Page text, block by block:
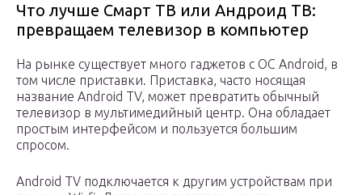
Что лучше Смарт ТВ или Андроид ТВ:
превращаем телевизор в компьютер
На рынке существует много гаджетов с ОС Android, в
том числе приставки. Приставка, часто носящая
название Android TV, может превратить обычный
телевизор в мультимедийный центр. Она обладает
простым интерфейсом и пользуется большим
спросом.
Android TV подключается к другим устройствам при